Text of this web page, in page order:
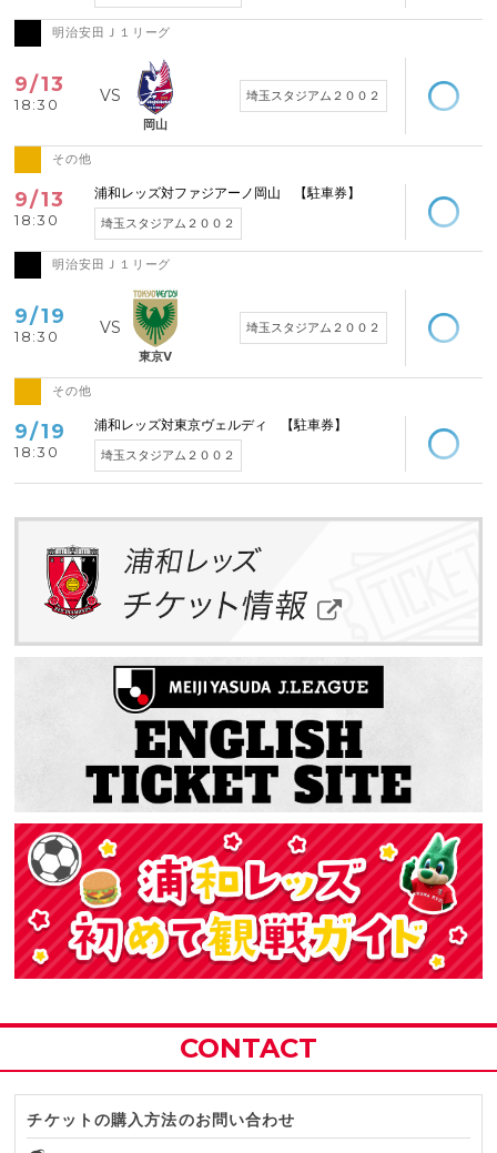
明治安田Ｊ１リーグ
9/13
18:30
岡山
埼玉スタジアム２００２
その他
9/13
18:30
浦和レッズ対ファジアーノ岡山 【駐車券】
埼玉スタジアム２００２
明治安田Ｊ１リーグ
9/19
18:30
東京V
埼玉スタジアム２００２
その他
9/19
18:30
浦和レッズ対東京ヴェルディ 【駐車券】
埼玉スタジアム２００２
CONTACT
チケットの購入方法のお問い合わせ